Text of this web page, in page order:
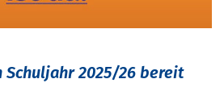
Schuljahr 2025/26 bereit